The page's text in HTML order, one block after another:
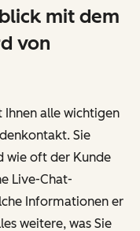
mit dem
von
Ihnen alle wichtigen
Sie
wie oft der Kunde
Live-Chat-
Informationen er
weitere, was Sie